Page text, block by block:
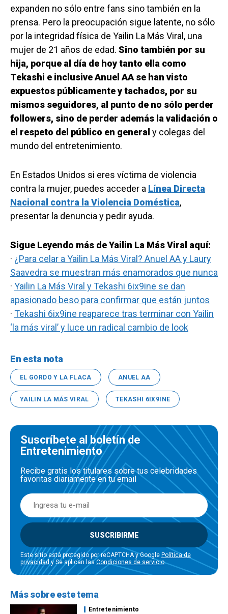
expanden no sólo entre fans sino también en la
prensa. Pero la preocupación sigue latente, no sólo
por la integridad física de Yailin La Más Viral, una
mujer de 21 años de edad. Sino también por su
hija, porque al día de hoy tanto ella como
Tekashi e inclusive Anuel AA se han visto
expuestos públicamente y tachados, por su
mismos seguidores, al punto de no sólo perder
followers, sino de perder además la validación o
el respeto del público en general y colegas del
mundo del entretenimiento.
En Estados Unidos si eres víctima de violencia
contra la mujer, puedes acceder a Línea Directa
Nacional contra la Violencia Doméstica,
presentar la denuncia y pedir ayuda.
Sigue Leyendo más de Yailin La Más Viral aquí:
· ¿Para celar a Yailin La Más Viral? Anuel AA y Laury
Saavedra se muestran más enamorados que nunca
· Yailin La Más Viral y Tekashi 6ix9ine se dan
apasionado beso para confirmar que están juntos
· Tekashi 6ix9ine reaparece tras terminar con Yailin
‘la más viral’ y luce un radical cambio de look
En esta nota
EL GORDO Y LA FLACA ANUEL AA
YAILIN LA MÁS VIRAL TEKASHI 6IX9INE
Suscríbete al boletín de
Entretenimiento
Recibe gratis los titulares sobre tus celebridades
favoritas diariamente en tu email
SUSCRIBIRME
Este sitio está protegido por reCAPTCHA y Google Política de
privacidad y Se aplican lasCondiciones de servicio.
Más sobre este tema
Entretenimiento